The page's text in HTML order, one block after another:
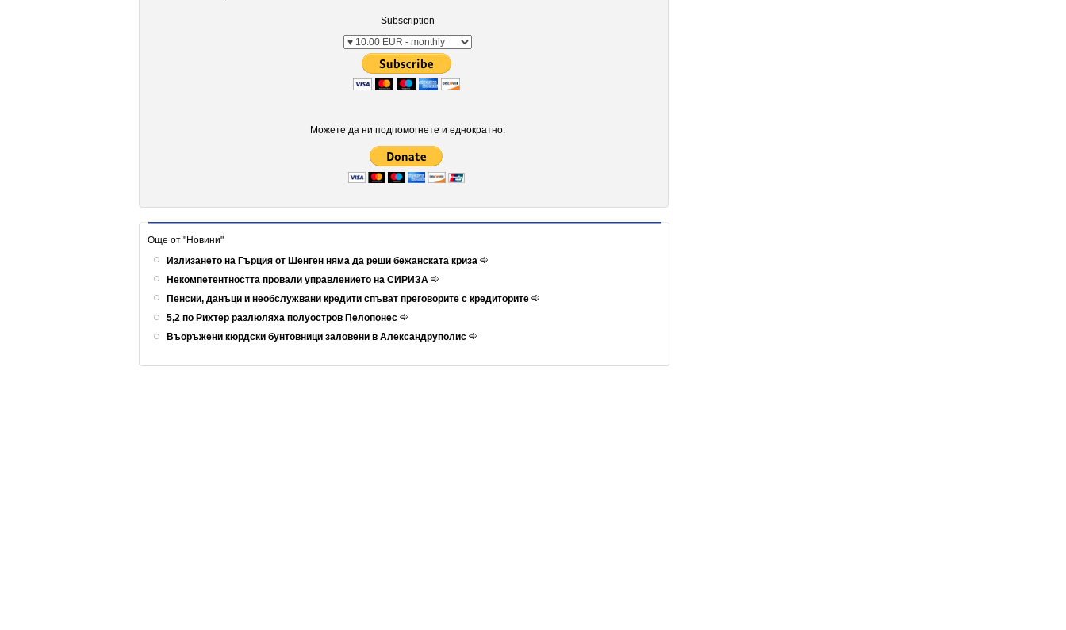
Subscription
Можете да ни подпомогнете и еднократно:
Още от "Новини"
Излизането на Гърция от Шенген няма да реши бежанската криза
Некомпетентността провали управлението на СИРИЗА
Пенсии, данъци и необслужвани кредити спъват преговорите с кредиторите
5,2 по Рихтер разлюляха полуостров Пелопонес
Въоръжени кюрдски бунтовници заловени в Александруполис